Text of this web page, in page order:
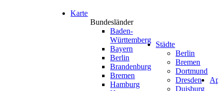
Karte
Bundesländer
Baden-
Württemberg
Bayern
Berlin
Brandenburg
Bremen
Hamburg
Städte
Berlin
Bremen
Dortmund
Dresden
Duisburg